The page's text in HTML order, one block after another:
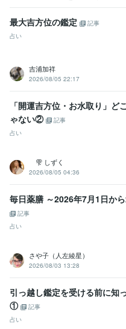
スキンケアトリートメント国際
理容師 取得年 : 2006年
整体師
理容師・管理理容師
登録販売者 取得年 : 2017年
得意分野
占い 気学・四柱推命　奇門遁
開運アドバイス
語学力
英語 日常会話レベル
最大吉方位の鑑定
記事
占い
吉浦加祥
2026/08/05 22:17
「開運吉方位・お水取り」ど
ゃない②
記事
占い
雫 しずく
2026/08/05 04:36
毎日薬膳 ～2026年7月1日か
記事
占い
さや子（人左綾星）
2026/08/03 13:28
引っ越し鑑定を受ける前に知
①
記事
占い